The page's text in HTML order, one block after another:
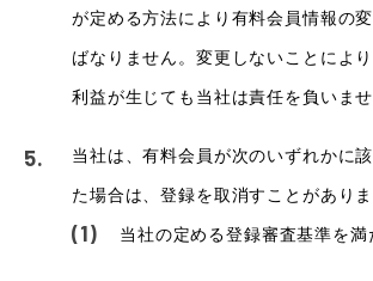
が定める方法により有料会員情報の
ばなりません。変更しないことによ
利益が生じても当社は責任を負いませ
当社は、有料会員が次のいずれかに
た場合は、登録を取消すことがありま
当社の定める登録審査基準を満